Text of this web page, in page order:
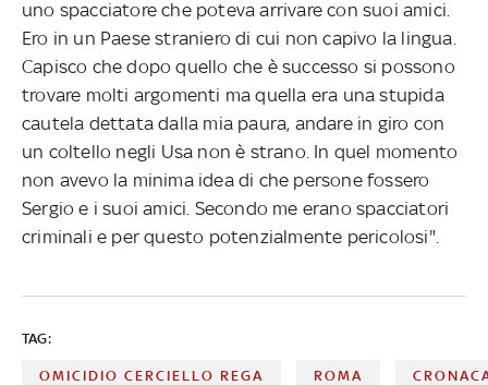
uno spacciatore che poteva arrivare con suoi amici.
Ero in un Paese straniero di cui non capivo la lingua.
Capisco che dopo quello che è successo si possono
trovare molti argomenti ma quella era una stupida
cautela dettata dalla mia paura, andare in giro con
un coltello negli Usa non è strano. In quel momento
non avevo la minima idea di che persone fossero
Sergio e i suoi amici. Secondo me erano spacciatori
criminali e per questo potenzialmente pericolosi".
TAG:
OMICIDIO CERCIELLO REGA ROMA